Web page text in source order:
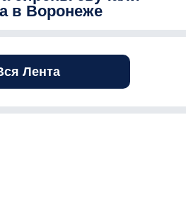
в Воронеже
Лента